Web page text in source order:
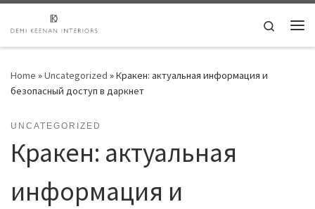
Skip to content
Search
Home »Uncategorized »Кракен: актуальная информация и
безопасный доступ в даркнет
UNCATEGORIZED
Кракен: актуальная
информация и